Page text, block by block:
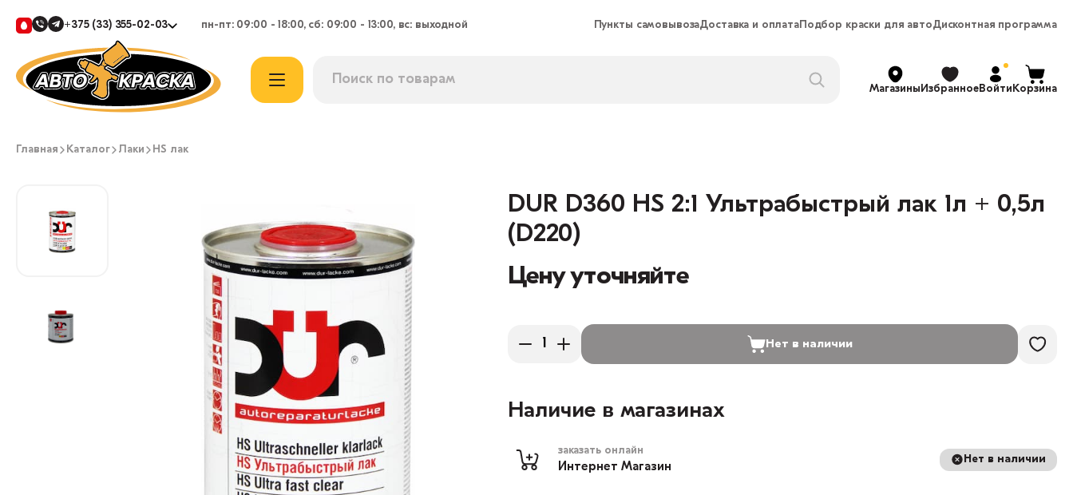
+375 (33) 355-02-03 пн-пт: 09:00 - 18:00, сб: 09:00 - 13:00, вс: выходной Пункты самовывозаДоставка и оплатаПодбор краски для автоДисконтная программа
МагазиныИзбранноеВойтиКорзина
Главная Каталог Лаки HS лак
DUR D360 HS 2:1 Ультрабыстрый лак 1л + 0,5л
(D220)
Цену уточняйте
Нет в наличии
Наличие в магазинах
заказать онлайн
Интернет Магазин
Нет в наличии